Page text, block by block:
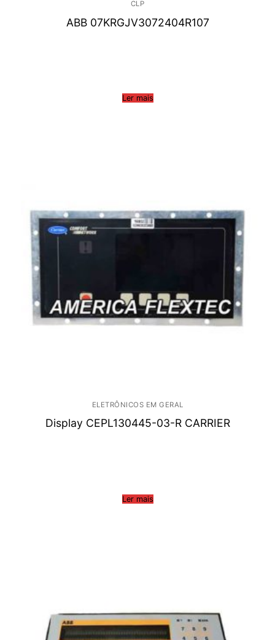
CLP
ABB 07KRGJV3072404R107
Ler mais
ELETRÔNICOS EM GERAL
Display CEPL130445-03-R CARRIER
Ler mais